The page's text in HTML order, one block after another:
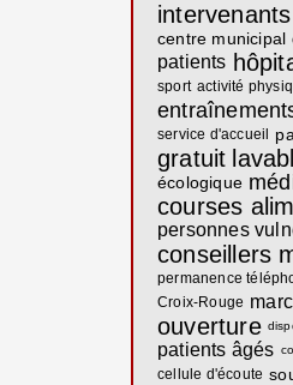
intervenants
centre municipal
patients
sport activité
service d'accueil
gratuit
écologique
courses
personnes
conseillers
permanence
Croix-Rouge
ouverture
patients âgés
cellule d'écoute